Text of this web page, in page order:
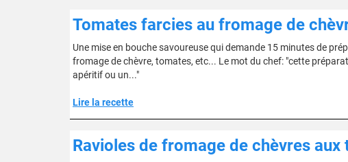
Tomates farcies au fromage de
Une mise en bouche savoureuse qui demande 15 minutes de
fromage de chèvre, tomates, etc... Le mot du chef: "cette
apéritif ou un..."
Lire la recette
Ravioles de fromage de chèvres